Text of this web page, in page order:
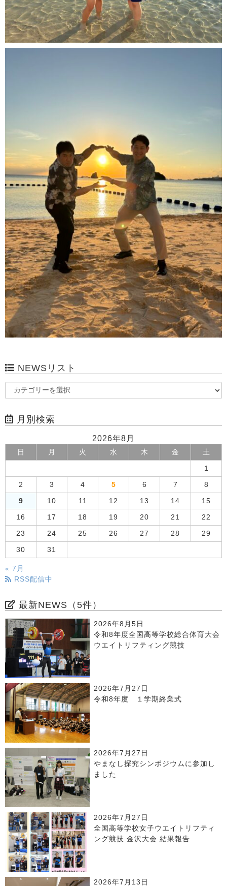
NEWSリスト
月別検索
2026年8月
日 月 火 水 木 金 土
1
2 3 4 5 6 7 8
9 10 11 12 13 14 15
16 17 18 19 20 21 22
23 24 25 26 27 28 29
30 31
« 7月
RSS配信中
最新NEWS（5件）
2026年8月5日
令和8年度全国高等学校総合体育大会
ウエイトリフティング競技
2026年7月27日
令和8年度 １学期終業式
2026年7月27日
やまなし探究シンポジウムに参加し
ました
2026年7月27日
全国高等学校女子ウエイトリフティ
ング競技 金沢大会 結果報告
2026年7月13日